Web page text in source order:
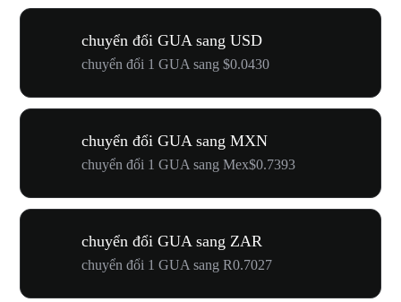
chuyển đổi GUA sang USD
chuyển đổi 1 GUA sang $0.0430
chuyển đổi GUA sang MXN
chuyển đổi 1 GUA sang Mex$0.7393
chuyển đổi GUA sang ZAR
chuyển đổi 1 GUA sang R0.7027